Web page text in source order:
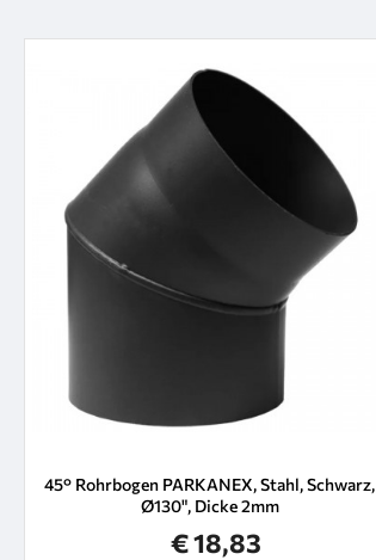
45° Rohrbogen PARKANEX, Stahl, Schwarz,
Ø130", Dicke 2mm
€ 18,83